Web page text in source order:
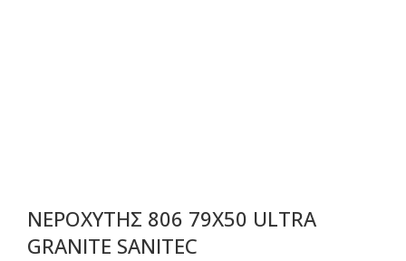
ΝΕΡΟΧΥΤΗΣ 806 79Χ50 ULTRA
GRANITE SANITEC